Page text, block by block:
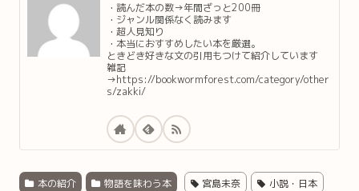
・読んだ本の数→年間ざっと200冊
・ジャンル関係なく読みます
・超人見知り
・本当におすすめしたい本を厳選。
ときどき好きな文の引用もつけて紹介しています
雑記
→https://bookwormforest.com/category/other
s/zakki/
本の紹介 物語を味わう本 宮島未奈
小説・日本